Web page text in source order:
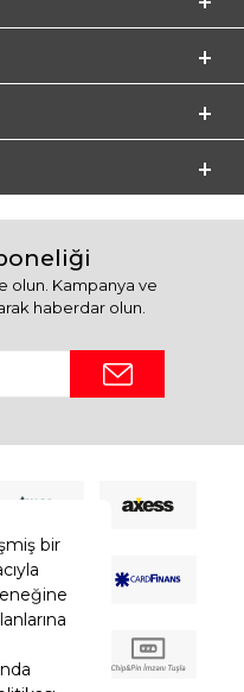
bir
olun. Kampanya ve
haberdar olun.